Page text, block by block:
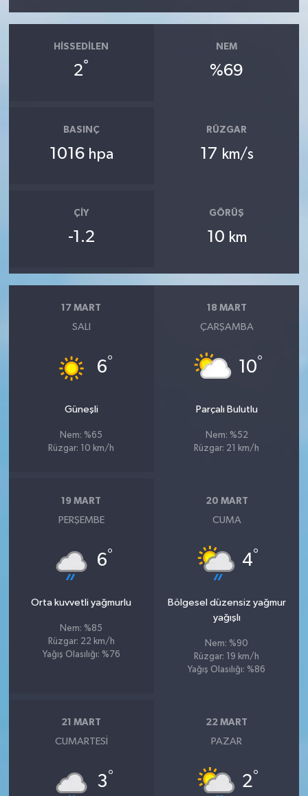
HISSEDILEN
2°
NEM
%69
BASINÇ
1016 hpa
RÜZGAR
17 km/s
ÇIY
-1.2
GÖRÜŞ
10 km
17 MART
SALI
6°
Güneşli
Nem: %65
Rüzgar: 10 km/h
18 MART
ÇARŞAMBA
10°
Parçalı Bulutlu
Nem: %52
Rüzgar: 21 km/h
19 MART
PERŞEMBE
6°
Orta kuvvetli yağmurlu
Nem: %85
Rüzgar: 22 km/h
Yağış Olasılığı: %76
20 MART
CUMA
4°
Bölgesel düzensiz yağmur
yağışlı
Nem: %90
Rüzgar: 19 km/h
Yağış Olasılığı: %86
21 MART
CUMARTESI
3°
22 MART
PAZAR
2°